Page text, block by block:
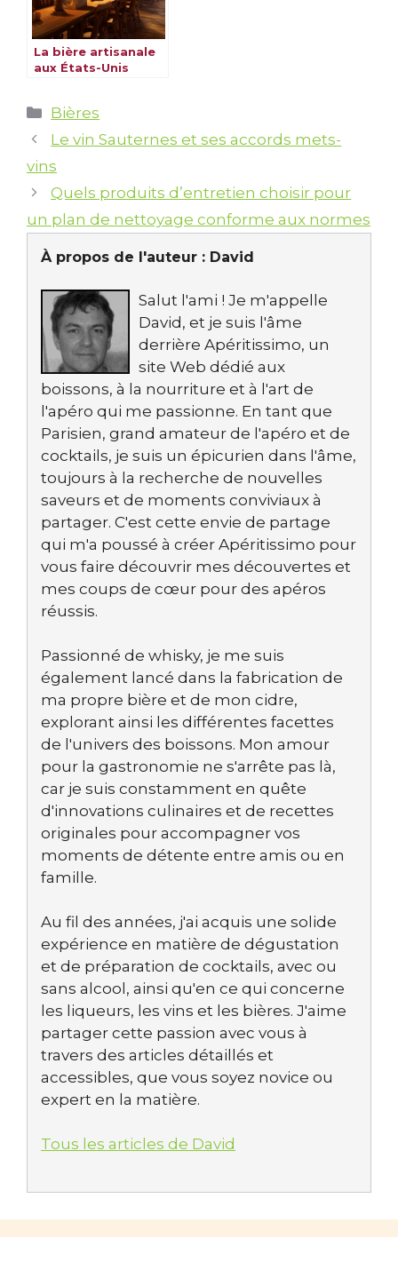
La bière artisanale
aux États-Unis
Catégories
Bières
Le vin Sauternes et ses accords mets-
vins
Quels produits d’entretien choisir pour
un plan de nettoyage conforme aux normes
À propos de l'auteur : David
Salut l'ami ! Je m'appelle
David, et je suis l'âme
derrière Apéritissimo, un
site Web dédié aux
boissons, à la nourriture et à l'art de
l'apéro qui me passionne. En tant que
Parisien, grand amateur de l'apéro et de
cocktails, je suis un épicurien dans l'âme,
toujours à la recherche de nouvelles
saveurs et de moments conviviaux à
partager. C'est cette envie de partage
qui m'a poussé à créer Apéritissimo pour
vous faire découvrir mes découvertes et
mes coups de cœur pour des apéros
réussis.
Passionné de whisky, je me suis
également lancé dans la fabrication de
ma propre bière et de mon cidre,
explorant ainsi les différentes facettes
de l'univers des boissons. Mon amour
pour la gastronomie ne s'arrête pas là,
car je suis constamment en quête
d'innovations culinaires et de recettes
originales pour accompagner vos
moments de détente entre amis ou en
famille.
Au fil des années, j'ai acquis une solide
expérience en matière de dégustation
et de préparation de cocktails, avec ou
sans alcool, ainsi qu'en ce qui concerne
les liqueurs, les vins et les bières. J'aime
partager cette passion avec vous à
travers des articles détaillés et
accessibles, que vous soyez novice ou
expert en la matière.
Tous les articles de David